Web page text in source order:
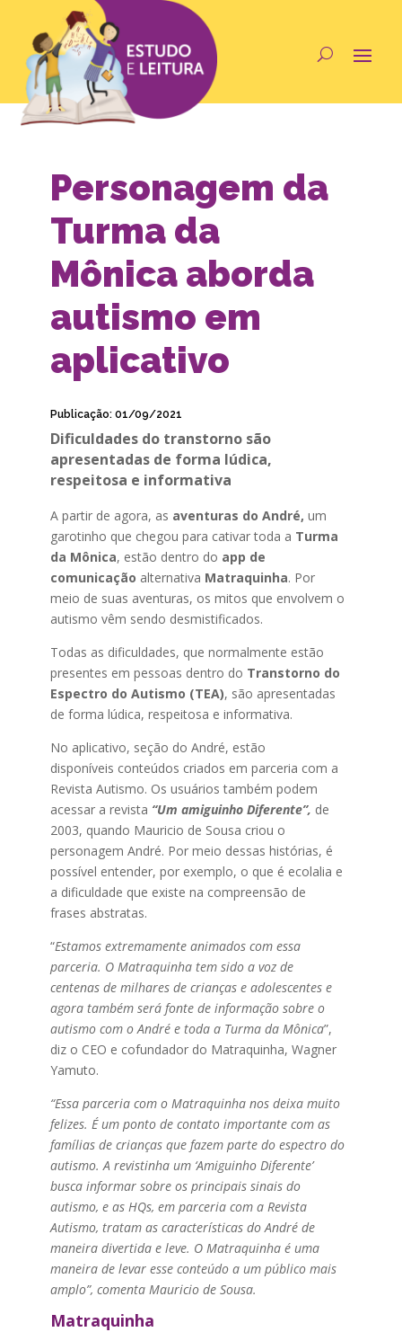
Personagem da
Turma da
Mônica aborda
autismo em
aplicativo
Publicação: 01/09/2021
Dificuldades do transtorno são
apresentadas de forma lúdica,
respeitosa e informativa
A partir de agora, as aventuras do André, um
garotinho que chegou para cativar toda a Turma
da Mônica, estão dentro do app de
comunicação alternativa Matraquinha. Por
meio de suas aventuras, os mitos que envolvem o
autismo vêm sendo desmistificados.
Todas as dificuldades, que normalmente estão
presentes em pessoas dentro do Transtorno do
Espectro do Autismo (TEA), são apresentadas
de forma lúdica, respeitosa e informativa.
No aplicativo, seção do André, estão
disponíveis conteúdos criados em parceria com a
Revista Autismo. Os usuários também podem
acessar a revista “Um amiguinho Diferente”, de
2003, quando Mauricio de Sousa criou o
personagem André. Por meio dessas histórias, é
possível entender, por exemplo, o que é ecolalia e
a dificuldade que existe na compreensão de
frases abstratas.
“Estamos extremamente animados com essa
parceria. O Matraquinha tem sido a voz de
centenas de milhares de crianças e adolescentes e
agora também será fonte de informação sobre o
autismo com o André e toda a Turma da Mônica”,
diz o CEO e cofundador do Matraquinha, Wagner
Yamuto.
“Essa parceria com o Matraquinha nos deixa muito
felizes. É um ponto de contato importante com as
famílias de crianças que fazem parte do espectro do
autismo. A revistinha um ‘Amiguinho Diferente’
busca informar sobre os principais sinais do
autismo, e as HQs, em parceria com a Revista
Autismo, tratam as características do André de
maneira divertida e leve. O Matraquinha é uma
maneira de levar esse conteúdo a um público mais
amplo”, comenta Mauricio de Sousa.
Matraquinha